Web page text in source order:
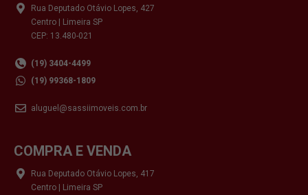
Rua Deputado Otávio Lopes, 427
Centro | Limeira SP
CEP: 13.480-021
(19) 3404-4499
(19) 99368-1809
aluguel@sassiimoveis.com.br
COMPRA E VENDA
Rua Deputado Otávio Lopes, 417
Centro | Limeira SP